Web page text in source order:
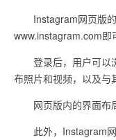
Instagram网页版的
www.instagram.com即
登录后，用户可以
布照片和视频，以及与
网页版内的界面布局
此外，Instagram网